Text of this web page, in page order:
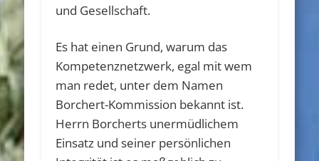
und Gesellschaft.
Es hat einen Grund, warum das
Kompetenznetzwerk, egal mit wem
man redet, unter dem Namen
Borchert-Kommission bekannt ist.
Herrn Borcherts unermüdlichem
Einsatz und seiner persönlichen